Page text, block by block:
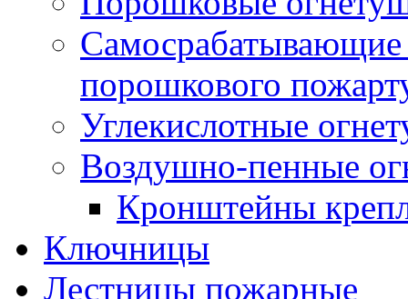
порошкового
Углекислотные
Воздушно-пенные
Кронштейны
Ключницы
Лестницы пожарные